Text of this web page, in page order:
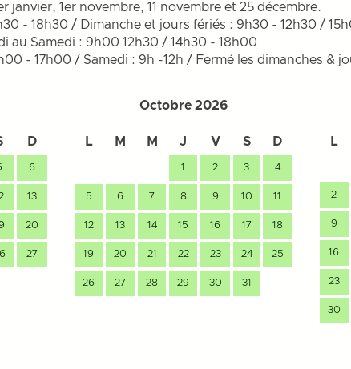
janvier, 1er novembre, 11 novembre et 25 décembre.
- 18h30 / Dimanche et jours fériés : 9h30 - 12h30 /
au Samedi : 9h00 12h30 / 14h30 - 18h00
- 17h00 / Samedi : 9h -12h / Fermé les dimanches &
D
6
13
20
27
Octobre 2026
L M M J V S D
1 2 3 4
5 6 7 8 9 10 11
12 13 14 15 16 17 18
19 20 21 22 23 24 25
26 27 28 29 30 31
L
2
9
16
23
30